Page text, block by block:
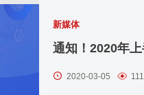
新媒体
2020-03-05